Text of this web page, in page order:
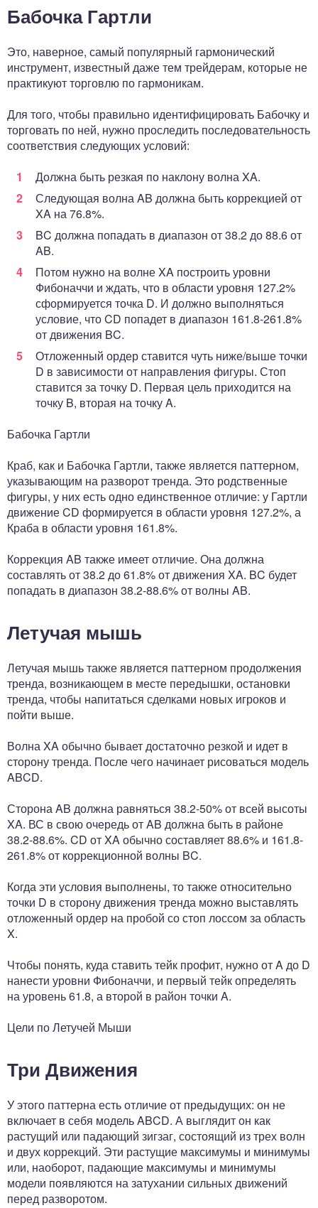
Бабочка Гартли
Это, наверное, самый популярный гармонический
инструмент, известный даже тем трейдерам, которые не
практикуют торговлю по гармоникам.
Для того, чтобы правильно идентифицировать Бабочку и
торговать по ней, нужно проследить последовательность
соответствия следующих условий:
Должна быть резкая по наклону волна XA.
Следующая волна AB должна быть коррекцией от
XA на 76.8%.
BC должна попадать в диапазон от 38.2 до 88.6 от
AB.
Потом нужно на волне XA построить уровни
Фибоначчи и ждать, что в области уровня 127.2%
сформируется точка D. И должно выполняться
условие, что CD попадет в диапазон 161.8-261.8%
от движения BC.
Отложенный ордер ставится чуть ниже/выше точки
D в зависимости от направления фигуры. Стоп
ставится за точку D. Первая цель приходится на
точку B, вторая на точку A.
Бабочка Гартли
Краб, как и Бабочка Гартли, также является паттерном,
указывающим на разворот тренда. Это родственные
фигуры, у них есть одно единственное отличие: у Гартли
движение CD формируется в области уровня 127.2%, а
Краба в области уровня 161.8%.
Коррекция AB также имеет отличие. Она должна
составлять от 38.2 до 61.8% от движения XA. BC будет
попадать в диапазон 38.2-88.6% от волны AB.
Летучая мышь
Летучая мышь также является паттерном продолжения
тренда, возникающем в месте передышки, остановки
тренда, чтобы напитаться сделками новых игроков и
пойти выше.
Волна XA обычно бывает достаточно резкой и идет в
сторону тренда. После чего начинает рисоваться модель
ABCD.
Сторона AB должна равняться 38.2-50% от всей высоты
XA. ВС в свою очередь от AB должна быть в районе
38.2-88.6%. CD от XA обычно составляет 88.6% и 161.8-
261.8% от коррекционной волны BC.
Когда эти условия выполнены, то также относительно
точки D в сторону движения тренда можно выставлять
отложенный ордер на пробой со стоп лоссом за область
X.
Чтобы понять, куда ставить тейк профит, нужно от A до D
нанести уровни Фибоначчи, и первый тейк определять
на уровень 61.8, а второй в район точки A.
Цели по Летучей Мыши
Три Движения
У этого паттерна есть отличие от предыдущих: он не
включает в себя модель ABCD. А выглядит он как
растущий или падающий зигзаг, состоящий из трех волн
и двух коррекций. Эти растущие максимумы и минимумы
или, наоборот, падающие максимумы и минимумы
модели появляются на затухании сильных движений
перед разворотом.